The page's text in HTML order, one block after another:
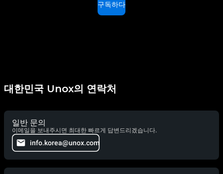
구독하다
대한민국 Unox의 연락처
일반 문의
이메일을 보내주시면 최대한 빠르게 답변드리겠습니다.
info.korea@unox.com